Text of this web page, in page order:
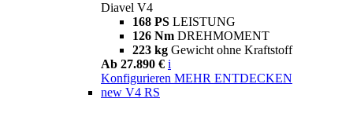
Diavel V4
168 PS LEISTUNG
126 Nm DREHMOMENT
223 kg Gewicht ohne Kraftstoff
Ab 27.890 € i
Konfigurieren MEHR ENTDECKEN
new V4 RS